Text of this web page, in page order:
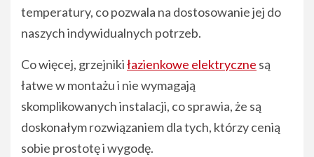
temperatury, co pozwala na dostosowanie jej do
naszych indywidualnych potrzeb.
Co więcej, grzejnikiłazienkowe elektryczne są
łatwe w montażu i nie wymagają
skomplikowanych instalacji, co sprawia, że są
doskonałym rozwiązaniem dla tych, którzy cenią
sobie prostotę i wygodę.